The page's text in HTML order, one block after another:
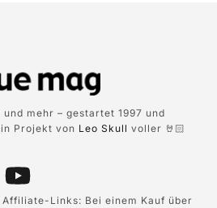
mehr – gestartet 1997 und
Projekt von Leo Skull voller 🤘🏻
Links: Bei einem Kauf über